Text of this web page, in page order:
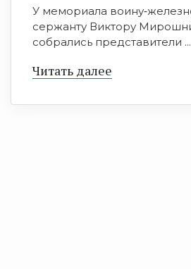
У мемориала
сержанту Виктору
собрались представители ...
Читать далее